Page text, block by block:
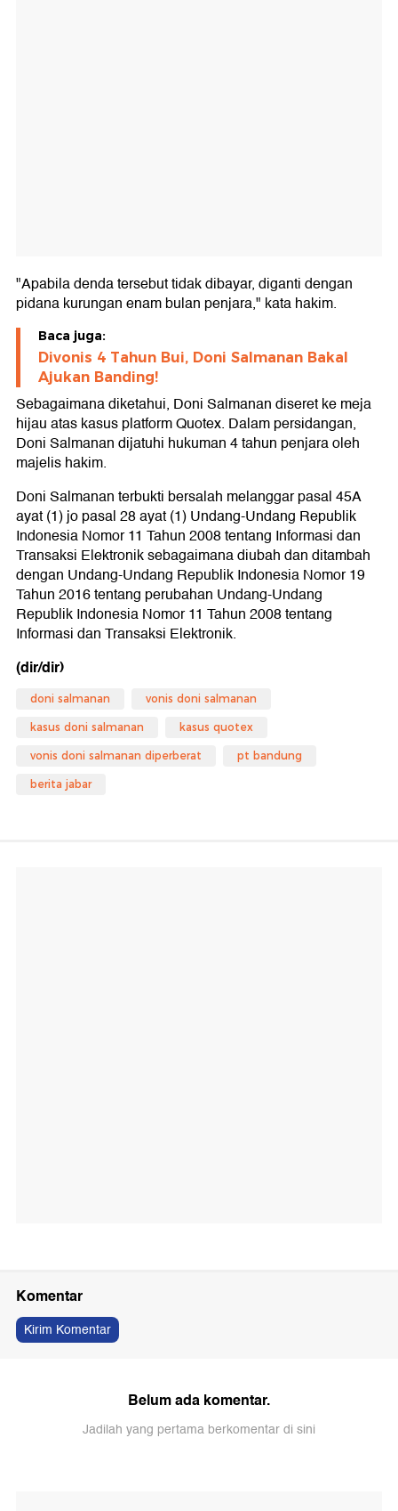
"Apabila denda tersebut tidak dibayar, diganti dengan
pidana kurungan enam bulan penjara," kata hakim.
Baca juga:
Divonis 4 Tahun Bui, Doni Salmanan Bakal
Ajukan Banding!
Sebagaimana diketahui, Doni Salmanan diseret ke meja
hijau atas kasus platform Quotex. Dalam persidangan,
Doni Salmanan dijatuhi hukuman 4 tahun penjara oleh
majelis hakim.
Doni Salmanan terbukti bersalah melanggar pasal 45A
ayat (1) jo pasal 28 ayat (1) Undang-Undang Republik
Indonesia Nomor 11 Tahun 2008 tentang Informasi dan
Transaksi Elektronik sebagaimana diubah dan ditambah
dengan Undang-Undang Republik Indonesia Nomor 19
Tahun 2016 tentang perubahan Undang-Undang
Republik Indonesia Nomor 11 Tahun 2008 tentang
Informasi dan Transaksi Elektronik.
(dir/dir)
doni salmanan vonis doni salmanan
kasus doni salmanan kasus quotex
vonis doni salmanan diperberat pt bandung
berita jabar
Komentar
Kirim Komentar
Belum ada komentar.
Jadilah yang pertama berkomentar di sini